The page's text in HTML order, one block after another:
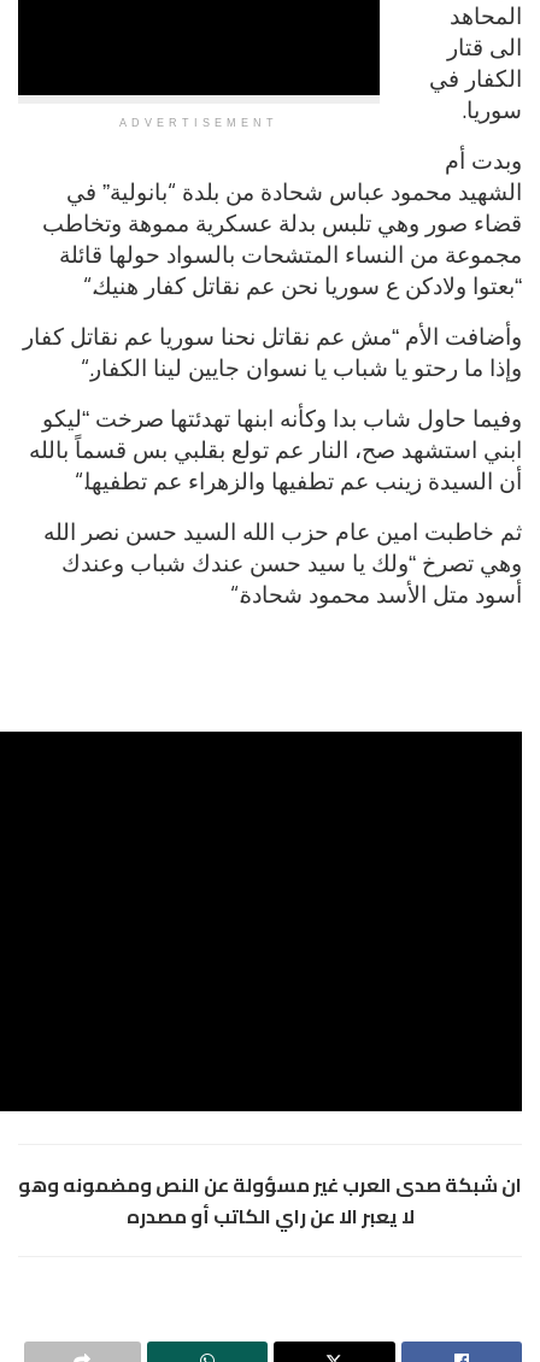
عباس شحادة من بلدة “بانولية” في
تلبس بدلة عسكرية مموهة وتخاطب
المتشحات بالسواد حولها قائلة
سوريا نحن عم نقاتل كفار هنيك “.
عم نقاتل نحنا سوريا عم نقاتل كفار
يا نسوان جايين لينا الكفار “.
بدا وكأنه ابنها تهدئتها صرخت “ليكو
النار عم تولع بقلبي بس قسماً بالله
عم تطفيها والزهراء عم تطفيها“.
عام حزب الله السيد حسن نصر الله
يا سيد حسن عندك شباب وعندك
محمود شحادة“.
غير مسؤولة عن النص ومضمونه وهو
الا عن راي الكاتب أو مصدره